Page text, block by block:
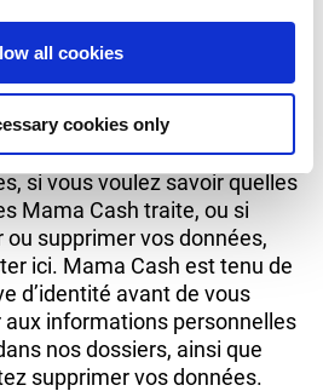
all cookies
cookies only
sur le traitement de vos
si vous voulez savoir quelles
Mama Cash traite, ou si
supprimer vos données,
ici. Mama Cash est tenu de
d’identité avant de vous
aux informations personnelles
nos dossiers, ainsi que
supprimer vos données.